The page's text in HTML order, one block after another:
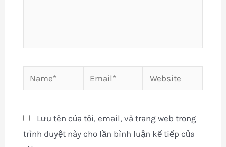
Name* Email* Website
Lưu tên của tôi, email, và trang web trong
trình duyệt này cho lần bình luận kế tiếp của